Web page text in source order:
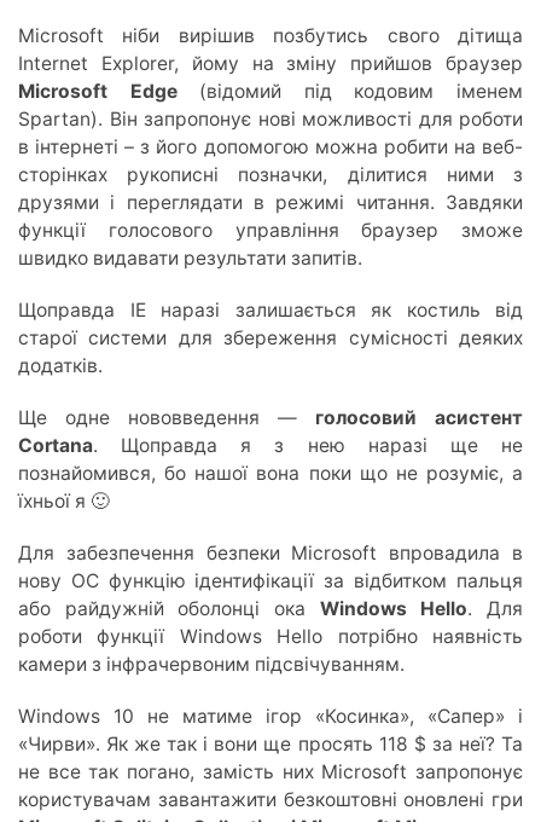
Microsoft ніби вирішив позбутись свого дітища
Internet Explorer, йому на зміну прийшов браузер
Microsoft Edge(відомий під кодовим іменем
Spartan). Він запропонує нові можливості для роботи
в інтернеті – з його допомогою можна робити на веб-
сторінках рукописні позначки, ділитися ними з
друзями і переглядати в режимі читання. Завдяки
функції голосового управління браузер зможе
швидко видавати результати запитів.
Щоправда ІЕ наразі залишається як костиль від
старої системи для збереження сумісності деяких
додатків.
Ще одне нововведення — голосовий асистент
Cortana. Щоправда я з нею наразі ще не
познайомився, бо нашої вона поки що не розуміє, а
їхньої я 🙂
Для забезпечення безпеки Microsoft впровадила в
нову ОС функцію ідентифікації за відбитком пальця
або райдужній оболонці ока Windows Hello. Для
роботи функції Windows Hello потрібно наявність
камери з інфрачервоним підсвічуванням.
Windows 10 не матиме ігор «Косинка», «Сапер» і
«Чирви». Як же так і вони ще просять 118 $ за неї? Та
не все так погано, замість них Microsoft запропонує
користувачам завантажити безкоштовні оновлені гри